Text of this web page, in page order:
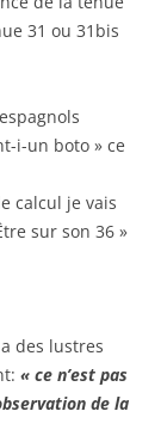
31 ou 31bis
i-un boto » ce
calcul je vais
sur son 36 »
des lustres
« ce n’est pas
de la